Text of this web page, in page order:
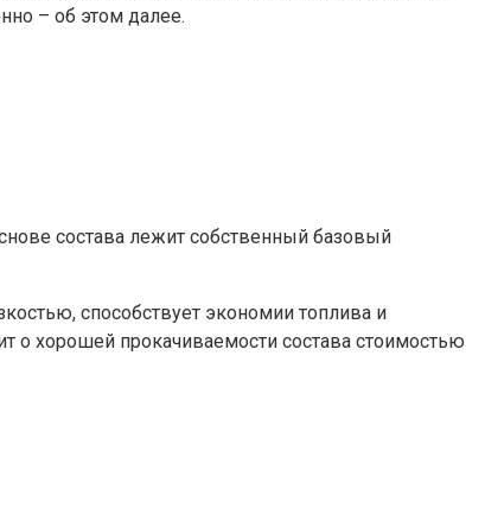
– об этом далее.
состава лежит собственный базовый
способствует экономии топлива и
о хорошей прокачиваемости состава стоимостью